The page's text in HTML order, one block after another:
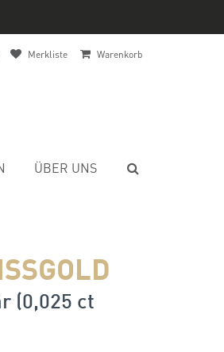
Merkliste Warenkorb
ÜBER UNS
(0,025 ct